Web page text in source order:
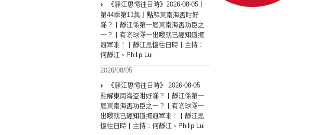
《靜江思憶往日時》2026-08-05｜
第44季第11集｜點解東南海盃咁好
睇？丨靜江係第一屆東南海盃功臣之
一？丨有啲球隊一出嚟就已經知道攞
冠軍喇！丨靜江思憶往日時丨主持：
何靜江、Philip Lui
2026/08/05
《靜江思憶往日時》 2026-08-05
點解東南海盃咁好睇？丨靜江係第一
屆東南海盃功臣之一？丨有啲球隊一
出嚟就已經知道攞冠軍喇！丨靜江思
憶往日時丨主持：何靜江、Philip Lui